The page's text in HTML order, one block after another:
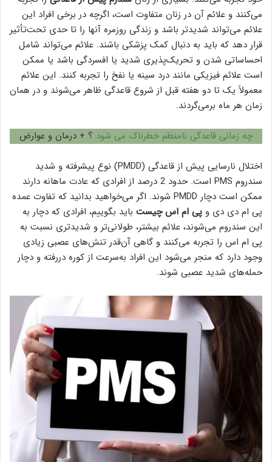
می‌کنند و علائم آن در زنان متفاوت است، اگرچه در برخی افراد این
علائم می‌تواند شدیدتر باشد و زندگی روزمره آنها را تا حدی تحت‌تأثیر
قرار دهد که باید به دنبال کمک پزشکی باشند. علائم می‌تواند شامل
احساساتی شدن و تحریک‌پذیری شدید یا افسردگی باشد یا ممکن
است علائم فیزیکی مانند درد سینه یا نفخ را تجربه کنند. این علائم
معمولاً یک تا دو هفته قبل از شروع قاعدگی ظاهر می‌شوند و در همان
زمان هر ماه برمی‌گردند.
چه زمانی قاعدگی نامنظم خطرناک می شود ؟ + درمان و عوارض
اختلال نارسایی پیش از قاعدگی (PMDD) نوع پیشرفته و شدید
سندروم PMS است. حدود 2 درصد از افرادی که عادت ماهانه دارند
ممکن است دچار PMDD شوند. اگر می‌خواهید بدانید که تفاوت عمده
پی ام دی دی و پی ام اس چیست باید بگوییم، افرادی که دچار به
این سندروم می‌شوند، علائم بیشتر، طولانی‌تر و شدیدتری نسبت به
پی ام اس را تجربه می‌کنند و گاهی آن‌قدر تنش‌های عصبی زیادی
وجود دارد که منجر می‌شود این افراد به‌سرعت از کوره دررفته و دچار
حمله‌های شدید عصبی شوند.